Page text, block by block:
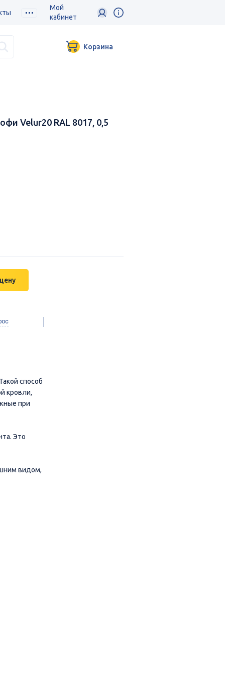
Мой
кабинет
Корзина
Velur20 RAL 8017, 0,5
способ
кровли,
при
Это
видом,